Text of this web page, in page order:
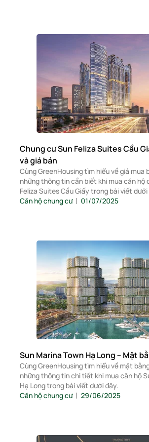
Chung cư Sun Feliza Suites Cầu
và giá bán
Cùng GreenHousing tìm hiểu về giá mua
những thông tin cần biết khi mua căn hộ
Feliza Suites Cầu Giấy trong bài viết dưới
Căn hộ chung cư
01/07/2025
Sun Marina Town Hạ Long – Mặt
Cùng GreenHousing tìm hiểu về mặt
những thông tin chi tiết khi mua căn hộ
Hạ Long trong bài viết dưới đây.
Căn hộ chung cư
29/06/2025